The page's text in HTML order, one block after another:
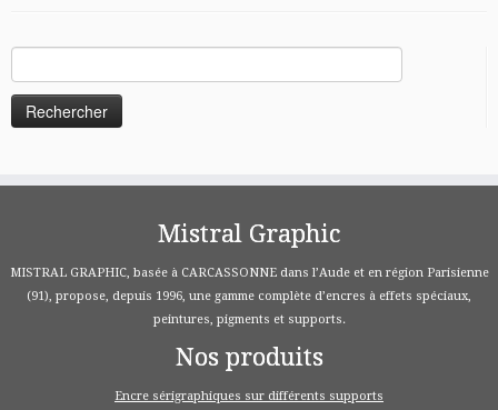
Mistral Graphic
MISTRAL GRAPHIC, basée à CARCASSONNE dans l’Aude et en région Parisienne
(91), propose, depuis 1996, une gamme complète d’encres à effets spéciaux,
peintures, pigments et supports.
Nos produits
Encre sérigraphiques sur différents supports